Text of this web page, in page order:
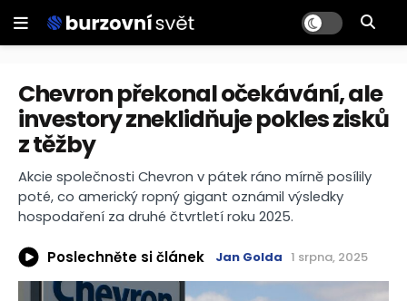
Chevron překonal očekávání, ale
investory zneklidňuje pokles zisků
z těžby
Akcie společnosti Chevron v pátek ráno mírně posílily
poté, co americký ropný gigant oznámil výsledky
hospodaření za druhé čtvrtletí roku 2025.
Poslechněte si článek Jan Golda 1 srpna, 2025